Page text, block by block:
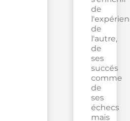
de
de
l'autre,
de
ses
succés
comme
de
ses
échecs
mais